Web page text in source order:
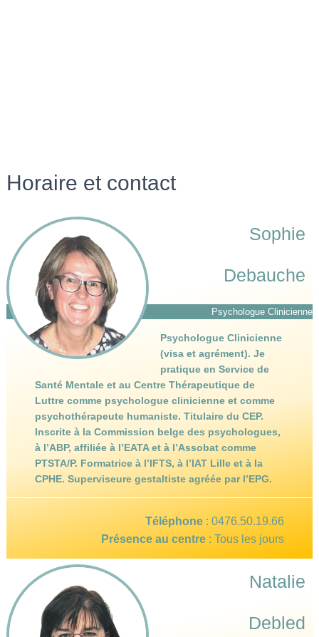
Horaire et contact
Sophie
Debauche
Psychologue Clinicienne
Psychologue Clinicienne
(visa et agrément). Je
pratique en Service de
Santé Mentale et au Centre Thérapeutique de
Luttre comme psychologue clinicienne et comme
psychothérapeute humaniste. Titulaire du CEP.
Inscrite à la Commission belge des psychologues,
à l’ABP, affiliée à l’EATA et à l’Assobat comme
PTSTA/P. Formatrice à l’IFTS, à l’IAT Lille et à la
CPHE. Superviseure gestaltiste agréée par l’EPG.
Téléphone : 0476.50.19.66
Présence au centre : Tous les jours
Natalie
Debled